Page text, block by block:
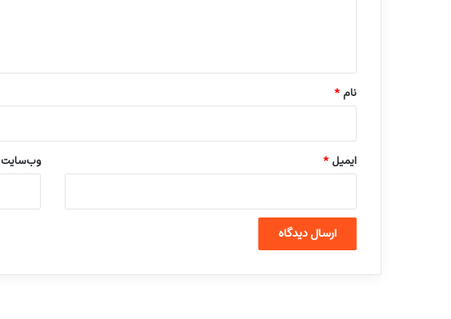
نام*
ایمیل* وب‌سایت